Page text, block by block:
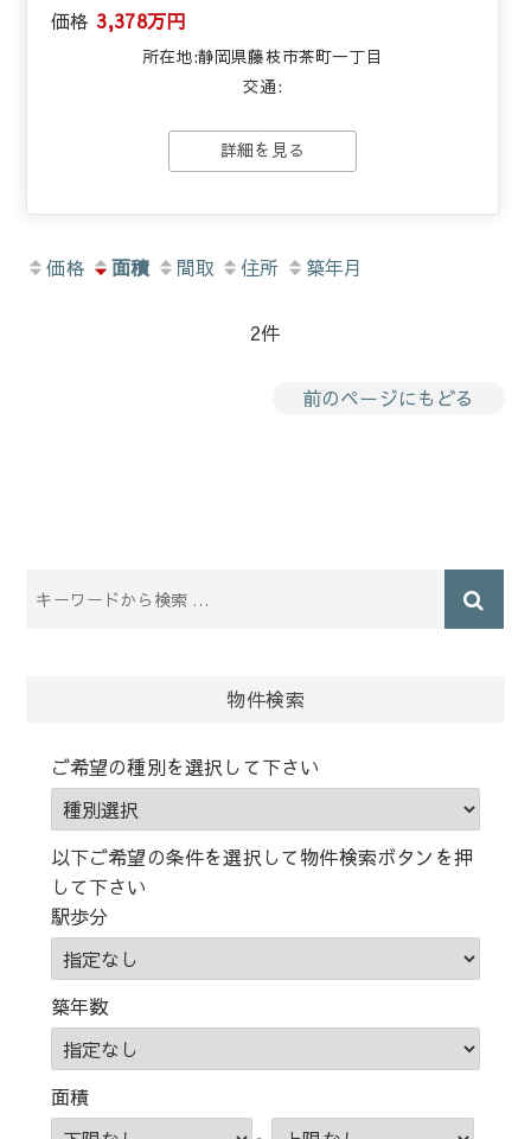
価格 3,378万円
所在地:静岡県藤枝市茶町一丁目
交通:
詳細を見る
価格 面積 間取 住所 築年月
2件
前のページにもどる
物件検索
ご希望の種別を選択して下さい
以下ご希望の条件を選択して物件検索ボタンを押
して下さい
駅歩分
築年数
面積